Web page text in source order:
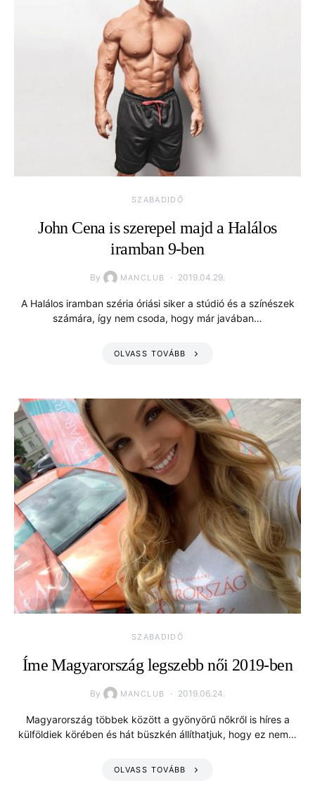
SZABADIDŐ
John Cena is szerepel majd a Halálos
iramban 9-ben
By MANCLUB 2019.04.29.
A Halálos iramban széria óriási siker a stúdió és a színészek
számára, így nem csoda, hogy már javában…
OLVASS TOVÁBB
SZABADIDŐ
Íme Magyarország legszebb női 2019-ben
By MANCLUB 2019.06.24.
Magyarország többek között a gyönyörű nőkről is híres a
külföldiek körében és hát büszkén állíthatjuk, hogy ez nem…
OLVASS TOVÁBB